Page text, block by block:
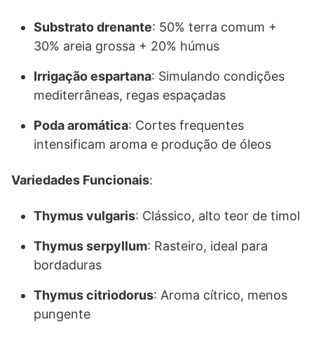
Substrato drenante: 50% terra comum +
30% areia grossa + 20% húmus
Irrigação espartana: Simulando condições
mediterrâneas, regas espaçadas
Poda aromática: Cortes frequentes
intensificam aroma e produção de óleos
Variedades Funcionais:
Thymus vulgaris: Clássico, alto teor de timol
Thymus serpyllum: Rasteiro, ideal para
bordaduras
Thymus citriodorus: Aroma cítrico, menos
pungente